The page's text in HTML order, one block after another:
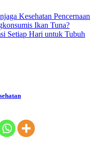
Kesehatan Pencernaan
Ikan Tuna?
Setiap Hari untuk Tubuh